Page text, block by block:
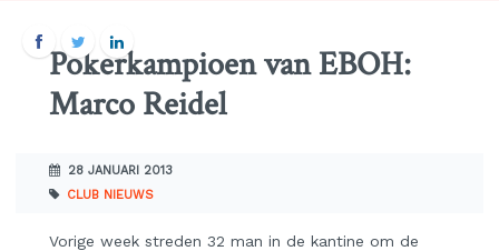
Pokerkampioen van EBOH:
Marco Reidel
28 JANUARI 2013
CLUB NIEUWS
Vorige week streden 32 man in de kantine om de